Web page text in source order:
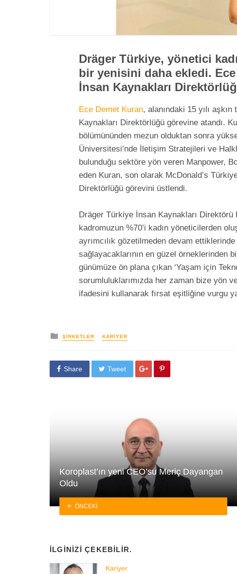
Dräger Türkiye, yönetici
bir yenisini daha ekledi.
İnsan Kaynakları
Ece Demet Kuran, alanındaki 15 yılı
Kaynakları Direktörlüğü görevine atandı.
bölümününden mezun olduktan sonra
Üniversitesi’nde İletişim Stratejileri ve
bulunduğu sektöre yön veren Manpower,
eden Kuran, son olarak McDonald’s
Direktörlüğü görevini üstlendi.
Dräger Türkiye İnsan Kaynakları
kadromuzun %70’i kadın yöneticilerden
ayrımcılık gözetilmeden devam
sağlayacaklarının en güzel örneklerinden
günümüze ön plana çıkan ‘Yaşam için
sorumluluklarımızda her zaman bize yön
ifadesini kullanarak fırsat eşitliğine vurgu
yayınlanan
ŞIRKETLER KARIYER
Share Tweet
Koroplast’ın yeni CEO’su Meriç Dayangan
Oldu
ÖNCEKI
İLGINIZI ÇEKEBILIR.
Kariyer